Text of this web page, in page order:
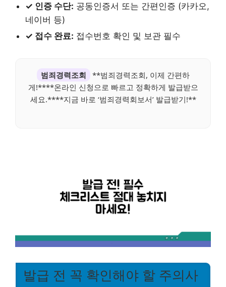
✓ 인증 수단: 공동인증서 또는 간편인증 (카카오,
네이버 등)
✓ 접수 완료: 접수번호 확인 및 보관 필수
범죄경력조회
**범죄경력조회, 이제 간편하
게!****온라인 신청으로 빠르고 정확하게 발급받으
세요.****지금 바로 ‘범죄경력회보서’ 발급받기!**
발급 전 꼭 확인해야 할 주의사